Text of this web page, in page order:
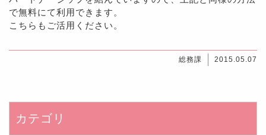
で無料にて利用できます。
こちらもご活用ください。
総務課 2015.05.07
カテゴリ